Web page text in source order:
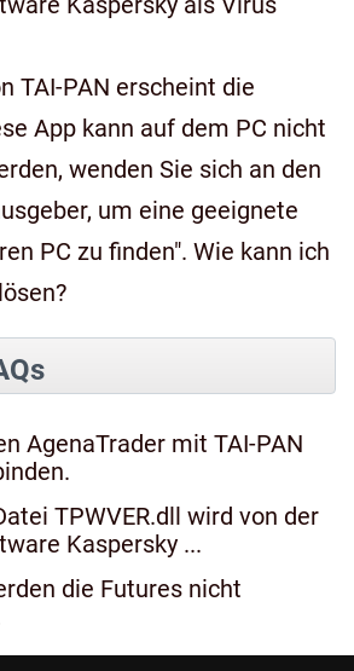
TAI-PAN erscheint die
App kann auf dem PC nicht
wenden Sie sich an den
um eine geeignete
PC zu finden". Wie kann ich
AgenaTrader mit TAI-PAN
TPWVER.dll wird von der
Kaspersky ...
die Futures nicht